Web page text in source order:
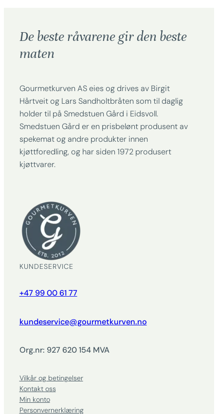
De beste råvarene gir den beste
maten
Gourmetkurven AS eies og drives av Birgit
Hårtveit og Lars Sandholtbråten som til daglig
holder til på Smedstuen Gård i Eidsvoll.
Smedstuen Gård er en prisbelønt produsent av
spekemat og andre produkter innen
kjøttforedling, og har siden 1972 produsert
kjøttvarer.
KUNDESERVICE
+47 99 00 61 77
kundeservice@gourmetkurven.no
Org.nr: 927 620 154 MVA
Vilkår og betingelser
Kontakt oss
Min konto
Personvernerklæring